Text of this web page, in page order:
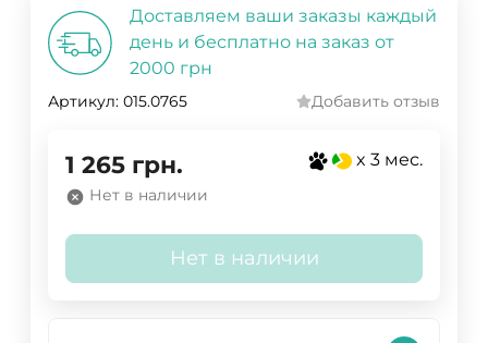
Доставляем ваши заказы каждый
день и бесплатно на заказ от
2000 грн
Артикул: 015.0765 Добавить отзыв
1 265 грн. x 3 мес.
Нет в наличии
Нет в наличии